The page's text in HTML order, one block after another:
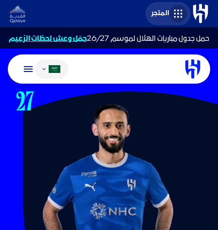
المتجر
حمل جدول مباريات الهلال لموسم 26/27 حمّل وعش لحظات الزعيم
تغيير اللغة
27